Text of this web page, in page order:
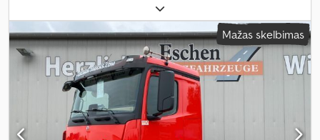
4x2, ratų bazė:
žalia, vairuotojo kabina:miegamoji kabina, pavaros tipas:pusiau
automatinis, emisijos klasė:Euro 6, pakaba:plienas-oras, Įranga:
ABS, autonominis šildytuvas, borto kompiuteris, diferencialo
užraktas, hidraulika, kruizo kontrolė, oro kondicionavimas,
trauki kontrolė, žemas triukšmo lygis,
Mažas skelbimas